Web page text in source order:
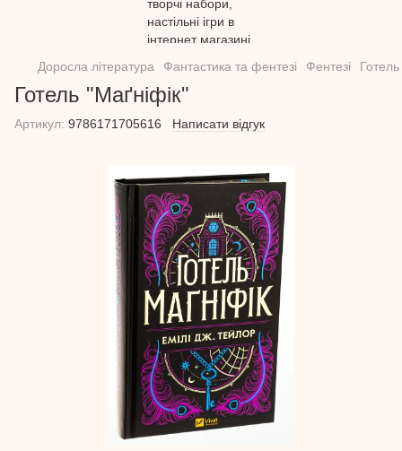
Доросла література Фантастика та фентезі Фентезі
Готель "Маґніфік"
Артикул: 9786171705616 Написати відгук